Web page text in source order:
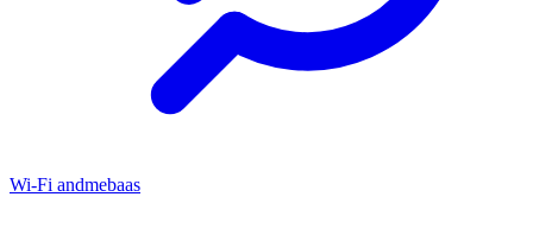
Wi-Fi andmebaas